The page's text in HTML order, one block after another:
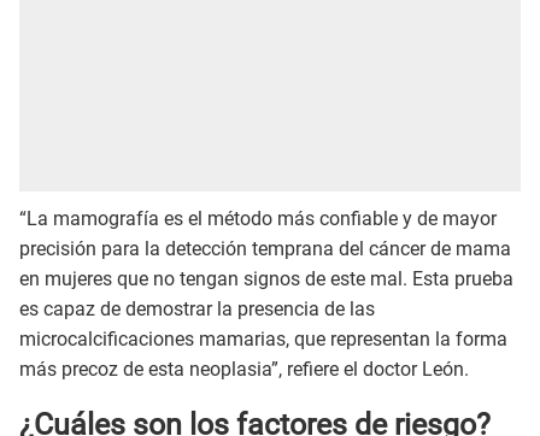
“La mamografía es el método más confiable y de mayor
precisión para la detección temprana del cáncer de mama
en mujeres que no tengan signos de este mal. Esta prueba
es capaz de demostrar la presencia de las
microcalcificaciones mamarias, que representan la forma
más precoz de esta neoplasia”, refiere el doctor León.
¿Cuáles son los factores de riesgo?